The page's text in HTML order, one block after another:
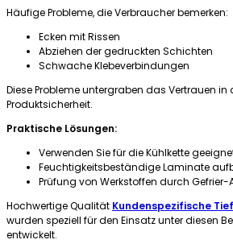
Häufige Probleme, die Verbraucher bemerken:
Ecken mit Rissen
Abziehen der gedruckten Schichten
Schwache Klebeverbindungen
Diese Probleme untergraben das Vertrauen in
Produktsicherheit.
Praktische Lösungen:
Verwenden Sie für die Kühlkette
Feuchtigkeitsbeständige Laminate
Prüfung von Werkstoffen durch
Hochwertige Qualität Kundenspezifische
wurden speziell für den Einsatz unter diesen
entwickelt.